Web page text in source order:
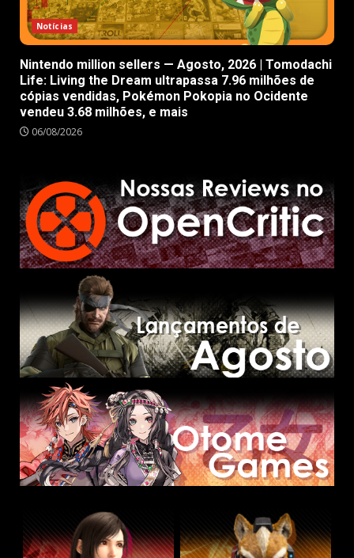
Notícias
Nintendo million sellers — Agosto, 2026 | Tomodachi
Life: Living the Dream ultrapassa 7.96 milhões de
cópias vendidas, Pokémon Pokopia no Ocidente
vendeu 3.68 milhões, e mais
06/08/2026